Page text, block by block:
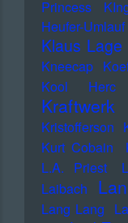
Princess
Heufer-Umlauf
Klaus Lage
Kneecap
Kool Herc
Kraftwerk
Kristofferson
Kurt Cobain
L.A. Priest
Laibach
Lang Lang